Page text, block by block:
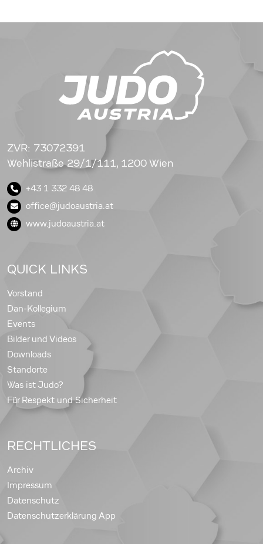
ZVR: 73072391
Wehlistraße 29/1/111, 1200 Wien
+43 1 332 48 48
office@judoaustria.at
www.judoaustria.at
QUICK LINKS
Vorstand
Dan-Kollegium
Events
Bilder und Videos
Downloads
Standorte
Was ist Judo?
Für Respekt und Sicherheit
RECHTLICHES
Archiv
Impressum
Datenschutz
Datenschutzerklärung App